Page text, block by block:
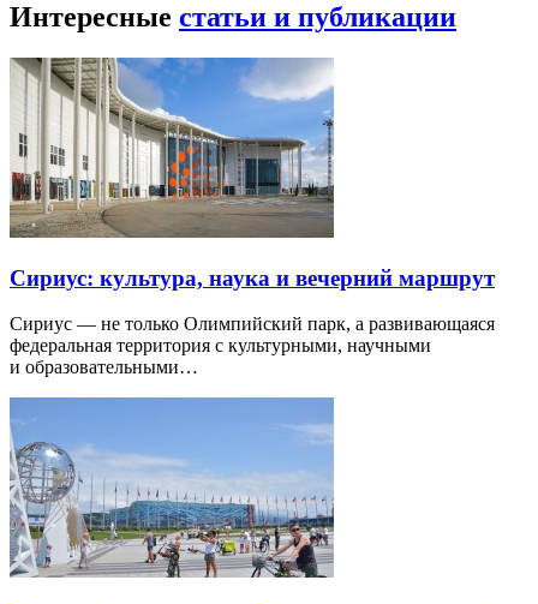
Интересные статьи и публикации
Сириус: культура, наука и вечерний маршрут
Сириус — не только Олимпийский парк, а развивающаяся
федеральная территория с культурными, научными
и образовательными…